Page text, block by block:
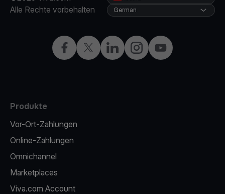
Alle Rechte vorbehalten
Facebook
X LinkedInInstagramYouTube
German
Produkte
Vor-Ort-Zahlungen
Online-Zahlungen
Omnichannel
Marketplaces
Viva.com Account